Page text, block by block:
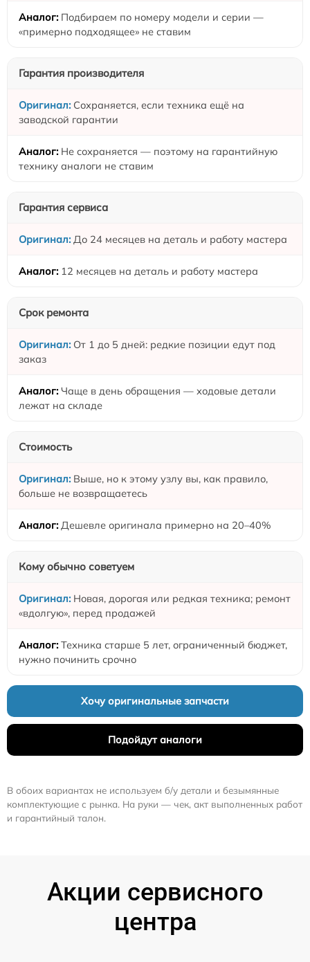
Подбираем по номеру модели и серии —
«примерно подходящее» не ставим
Гарантия производителя
Сохраняется, если техника ещё на
заводской гарантии
Не сохраняется — поэтому на гарантийную
технику аналоги не ставим
Гарантия сервиса
До 24 месяцев на деталь и работу мастера
12 месяцев на деталь и работу мастера
Срок ремонта
От 1 до 5 дней: редкие позиции едут под
заказ
Чаще в день обращения — ходовые детали
лежат на складе
Стоимость
Выше, но к этому узлу вы, как правило,
больше не возвращаетесь
Дешевле оригинала примерно на 20–40%
Кому обычно советуем
Новая, дорогая или редкая техника; ремонт
«вдолгую», перед продажей
Техника старше 5 лет, ограниченный бюджет,
нужно починить срочно
Хочу оригинальные запчасти
Подойдут аналоги
В обоих вариантах не используем б/у детали и безымянные
комплектующие с рынка. На руки — чек, акт выполненных работ
и гарантийный талон.
Акции сервисного
центра